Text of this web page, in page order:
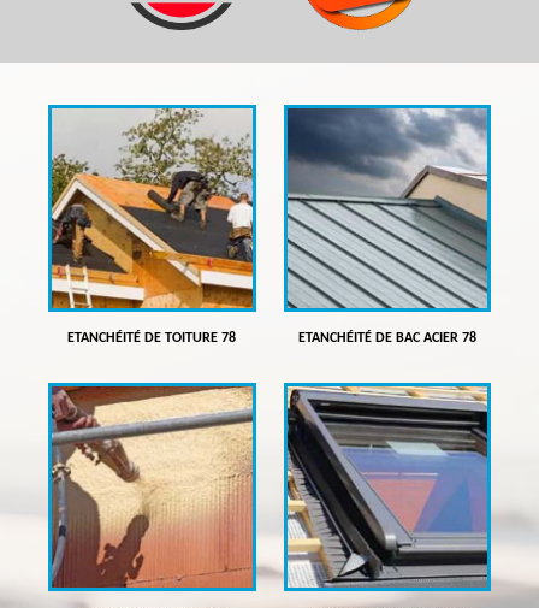
ETANCHÉITÉ DE TOITURE 78 ETANCHÉITÉ DE BAC ACIER 78